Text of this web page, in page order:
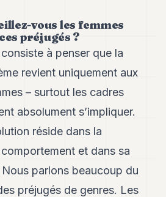
vous les femmes
préjugés ?
à penser que la
revient uniquement aux
– surtout les cadres
absolument s’impliquer.
réside dans la
et dans sa
parlons beaucoup du
préjugés de genres. Les